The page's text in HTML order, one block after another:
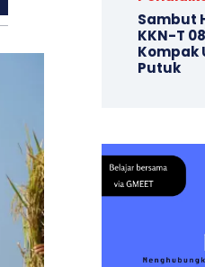
Sambut
KKN-T
Kompak
Putuk